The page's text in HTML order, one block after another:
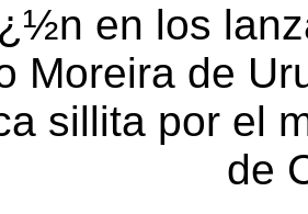
en los
Moreira de
sillita por el
de